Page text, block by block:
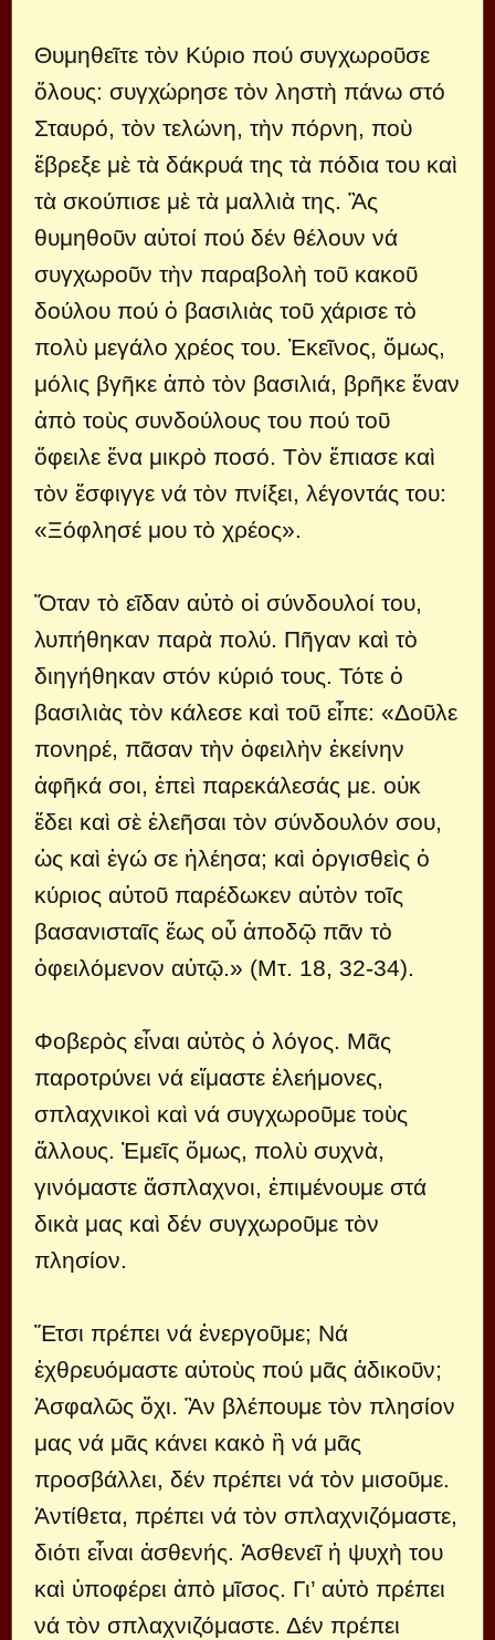
Θυμηθεῖτε τὸν Κύριο πού συγχωροῦσε
ὅλους: συγχώρησε τὸν ληστὴ πάνω στό
Σταυρό, τὸν τελώνη, τὴν πόρνη, ποὺ
ἔβρεξε μὲ τὰ δάκρυά της τὰ πόδια του καὶ
τὰ σκούπισε μὲ τὰ μαλλιὰ της. Ἂς
θυμηθοῦν αὐτοί πού δέν θέλουν νά
συγχωροῦν τὴν παραβολὴ τοῦ κακοῦ
δούλου πού ὁ βασιλιὰς τοῦ χάρισε τὸ
πολὺ μεγάλο χρέος του. Ἐκεῖνος, ὅμως,
μόλις βγῆκε ἀπὸ τὸν βασιλιά, βρῆκε ἕναν
ἀπὸ τοὺς συνδούλους του πού τοῦ
ὄφειλε ἕνα μικρὸ ποσό. Τὸν ἔπιασε καὶ
τὸν ἔσφιγγε νά τὸν πνίξει, λέγοντάς του:
«Ξόφλησέ μου τὸ χρέος».
Ὅταν τὸ εῖδαν αὐτὸ οἱ σύνδουλοί του,
λυπήθηκαν παρὰ πολύ. Πῆγαν καὶ τὸ
διηγήθηκαν στόν κύριό τους. Τότε ὁ
βασιλιὰς τὸν κάλεσε καὶ τοῦ εἶπε: «Δοῦλε
πονηρέ, πᾶσαν τὴν ὀφειλὴν ἐκείνην
ἀφῆκά σοι, ἐπεὶ παρεκάλεσάς με. οὐκ
ἔδει καὶ σὲ ἐλεῆσαι τὸν σύνδουλόν σου,
ὡς καὶ ἐγώ σε ἠλέησα; καὶ ὀργισθεὶς ὁ
κύριος αὐτοῦ παρέδωκεν αὐτὸν τοῖς
βασανισταῖς ἕως οὗ ἀποδῷ πᾶν τὸ
ὀφειλόμενον αὐτῷ.» (Μτ. 18, 32-34).
Φοβερὸς εἶναι αὐτὸς ὁ λόγος. Μᾶς
παροτρύνει νά εἴμαστε ἐλεήμονες,
σπλαχνικοὶ καὶ νά συγχωροῦμε τοὺς
ἄλλους. Ἐμεῖς ὅμως, πολὺ συχνὰ,
γινόμαστε ἄσπλαχνοι, ἐπιμένουμε στά
δικὰ μας καὶ δέν συγχωροῦμε τὸν
πλησίον.
Ἔτσι πρέπει νά ἐνεργοῦμε; Νά
ἐχθρευόμαστε αὐτοὺς πού μᾶς ἀδικοῦν;
Ἀσφαλῶς ὄχι. Ἂν βλέπουμε τὸν πλησίον
μας νά μᾶς κάνει κακὸ ἢ νά μᾶς
προσβάλλει, δέν πρέπει νά τὸν μισοῦμε.
Ἀντίθετα, πρέπει νά τὸν σπλαχνιζόμαστε,
διότι εἶναι ἀσθενής. Ἀσθενεῖ ἡ ψυχὴ του
καὶ ὑποφέρει ἀπὸ μῖσος. Γι’ αὐτὸ πρέπει
νά τὸν σπλαχνιζόμαστε. Δέν πρέπει